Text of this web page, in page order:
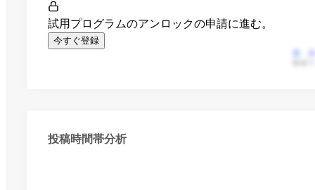
試用プログラムのアンロックの申請に進む。
今すぐ登録
投稿時間帯分析